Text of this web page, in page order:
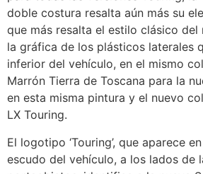
doble costura resalta aún más su
que más resalta el estilo clásico
la gráfica de los plásticos laterales
inferior del vehículo, en el mismo
Marrón Tierra de Toscana para la
en esta misma pintura y el nuevo
LX Touring.
El logotipo ‘Touring’, que aparece
escudo del vehículo, a los lados de